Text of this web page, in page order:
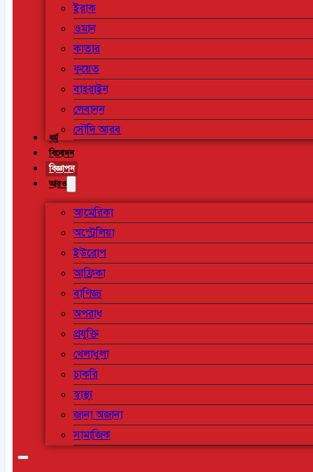
ইরাক
ওমান
কাতার
কুয়েত
বাহরাইন
লেবানন
সৌদি আরব
ধর্ম
বিনোদন
বিজ্ঞাপন
আরও
আমেরিকা
অস্ট্রেলিয়া
ইউরোপ
আফ্রিকা
বাণিজ্য
অপরাধ
প্রযুক্তি
খেলাধুলা
চাকরি
স্বাস্থ্য
জানা অজানা
সামাজিক